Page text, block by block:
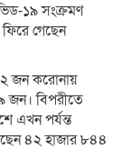
১৯ সংক্রমণ
গেছেন
জন করোনায়
জন। বিপরীতে
এখন পর্যন্ত
৪২ হাজার ৮৪৪